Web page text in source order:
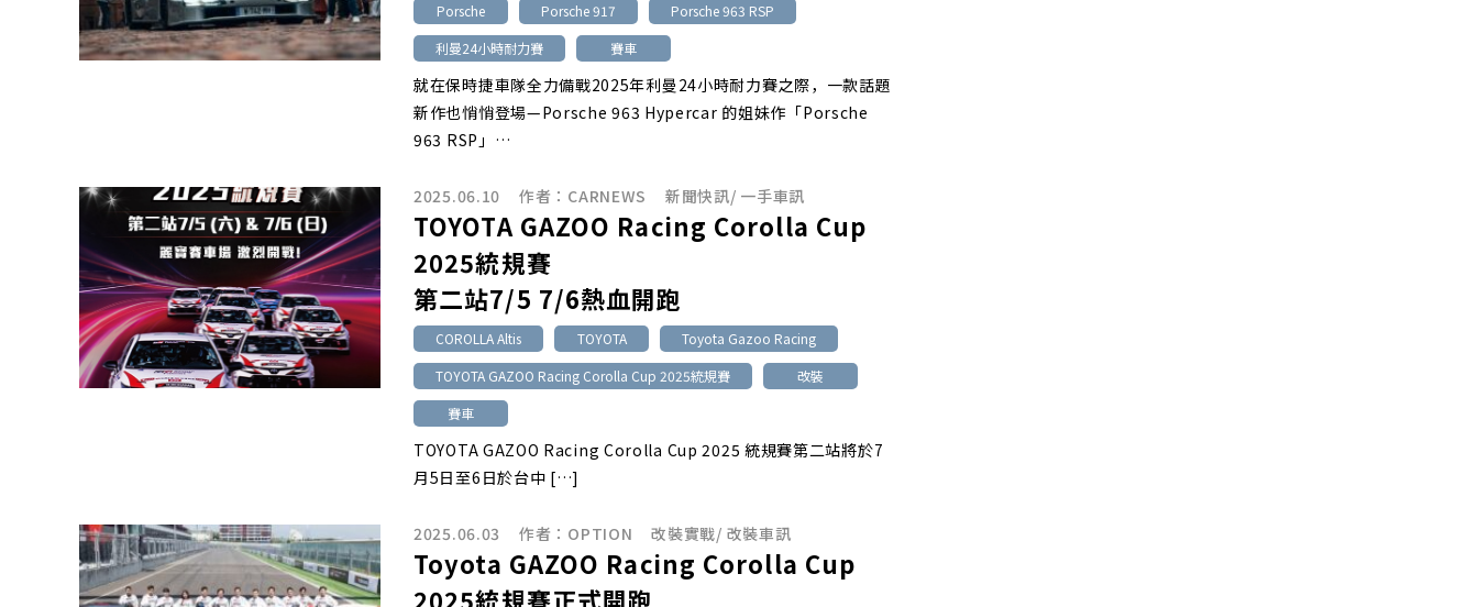
Porsche Porsche 917
Porsche 963 RSP
利曼24小時耐力賽
賽車
就在保時捷車隊全力備戰2025年利曼24小時耐力賽之際，一款話題
新作也悄悄登場—Porsche 963 Hypercar 的姐妹作「Porsche
963 RSP」…
2025.06.10 作者： CARNEWS 新聞快訊/ 一手車訊
TOYOTA GAZOO Racing Corolla Cup
2025統規賽
第二站7/5 7/6熱血開跑
COROLLA Altis TOYOTA
Toyota Gazoo Racing
TOYOTA GAZOO Racing Corolla Cup 2025統規賽
改裝
賽車
TOYOTA GAZOO Racing Corolla Cup 2025 統規賽第二站將於7
月5日至6日於台中 […]
2025.06.03 作者： OPTION 改裝實戰/ 改裝車訊
Toyota GAZOO Racing Corolla Cup
2025統規賽正式開跑